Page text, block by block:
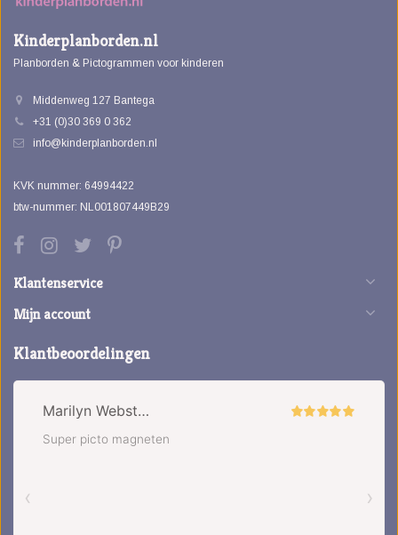
Kinderplanborden.nl
Planborden & Pictogrammen voor kinderen
Middenweg 127 Bantega
+31 (0)30 369 0 362
info@kinderplanborden.nl
KVK nummer: 64994422
btw-nummer: NL001807449B29
Klantenservice
Mijn account
Klantbeoordelingen